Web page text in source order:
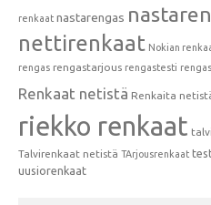
renkaat nastarengas
nettirenkaat Nokian
rengas rengastarjous rengastesti
Renkaat netistä Renkaita
riekko renkaat
Talvirenkaat netistä TArjousrenkaat
uusiorenkaat